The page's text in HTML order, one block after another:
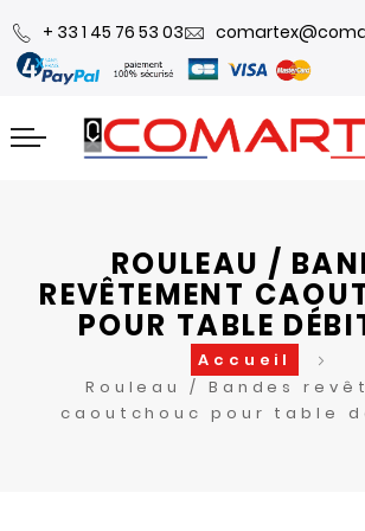
+ 33 1 45 76 53 03
ROULEAU /
REVÊTEMENT
POUR TABLE
Accueil
Rouleau / Bandes
caoutchouc pour table